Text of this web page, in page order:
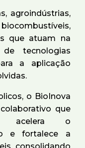
agroindústrias,
que atuam na
tecnologias
a aplicação
o BioInova
que
acelera o
e fortalece a